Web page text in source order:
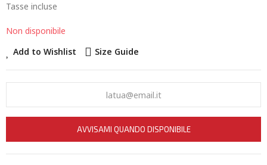
Tasse incluse
Non disponibile
Add to Wishlist
Size Guide
AVVISAMI QUANDO DISPONIBILE